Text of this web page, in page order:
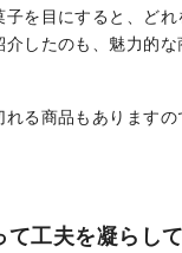
子を目にすると、ど
したのも、魅力的
る商品もあります
工夫を凝らし